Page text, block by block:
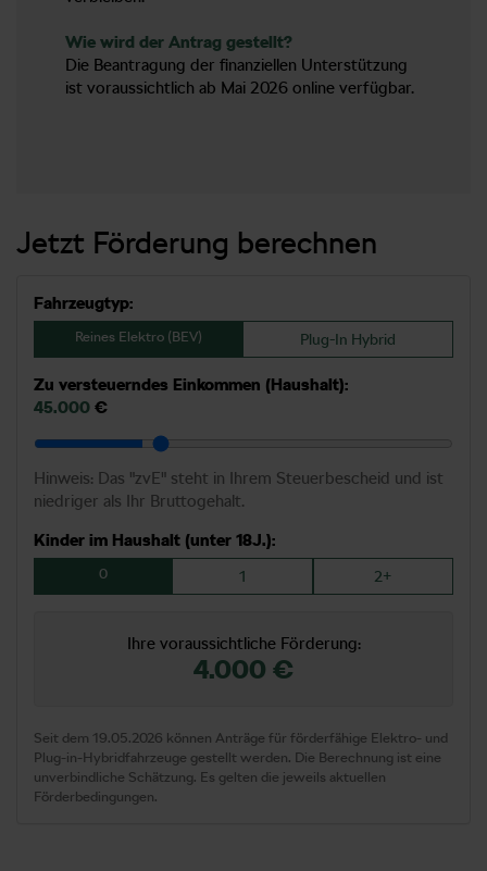
Wie wird der Antrag gestellt?
Die Beantragung der finanziellen Unterstützung
ist voraussichtlich ab Mai 2026 online verfügbar.
Jetzt Förderung berechnen
Fahrzeugtyp:
Reines Elektro (BEV) Plug-In Hybrid
Zu versteuerndes Einkommen (Haushalt):
45.000 €
Hinweis: Das "zvE" steht in Ihrem Steuerbescheid und ist
niedriger als Ihr Bruttogehalt.
Kinder im Haushalt (unter 18J.):
0 1 2+
Ihre voraussichtliche Förderung:
4.000 €
Seit dem 19.05.2026 können Anträge für förderfähige Elektro- und
Plug-in-Hybridfahrzeuge gestellt werden. Die Berechnung ist eine
unverbindliche Schätzung. Es gelten die jeweils aktuellen
Förderbedingungen.